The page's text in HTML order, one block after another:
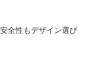
全性もデザイン選び